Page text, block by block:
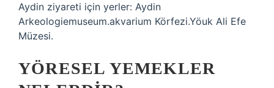
Aydin ziyareti için yerler: Aydin
Arkeologiemuseum.akvarium Körfezi.Yöuk Ali Efe
Müzesi.
YÖRESEL YEMEKLER